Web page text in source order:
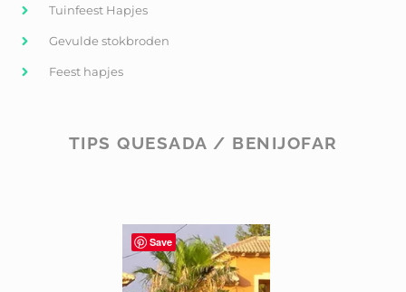
Tuinfeest Hapjes
Gevulde stokbroden
Feest hapjes
TIPS QUESADA / BENIJOFAR
Save